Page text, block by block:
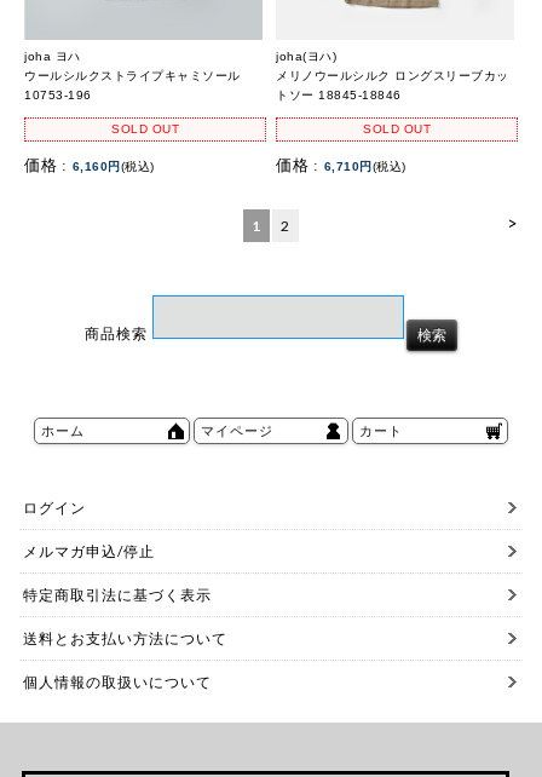
joha ヨハ
ウールシルクストライプキャミソール
10753-196
SOLD OUT
価格 : 6,160円(税込)
joha(ヨハ)
メリノウールシルク ロングスリーブカッ
トソー 18845-18846
SOLD OUT
価格 : 6,710円(税込)
>
1 2
商品検索
ホーム マイページ カート
ログイン
メルマガ申込/停止
特定商取引法に基づく表示
送料とお支払い方法について
個人情報の取扱いについて